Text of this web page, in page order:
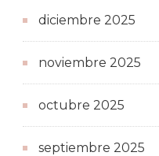
diciembre 2025
noviembre 2025
octubre 2025
septiembre 2025